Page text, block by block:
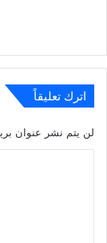
اترك تعليقاً
لن يتم نشر عنوان